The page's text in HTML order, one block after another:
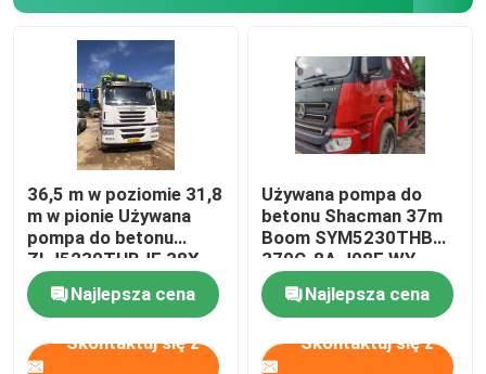
36,5 m w poziomie 31,8
m w pionie Używana
pompa do betonu
ZLJ5230THBJE 38X-
5RZ
Najlepsza cena
Skontaktuj się z
Używana pompa do
betonu Shacman 37m
Boom SYM5230THB
370C-8A J08E WY
Engine
Najlepsza cena
Skontaktuj się z